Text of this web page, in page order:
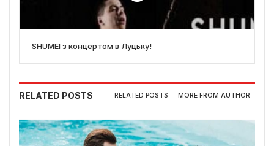
SHUMEI з концертом в Луцьку!
RELATED POSTS RELATED POSTS MORE FROM AUTHOR